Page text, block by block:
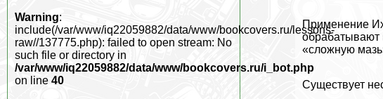
Применение
обpaбатывают
«сложную
Существует
Warning:
include(/var/www/iq22059882/data/www/bookcovers.ru/lessons-
raw//137775.php): failed to open stream: No
such file or directory in
/var/www/iq22059882/data/www/bookcovers.ru/i_bot.php
on line 40